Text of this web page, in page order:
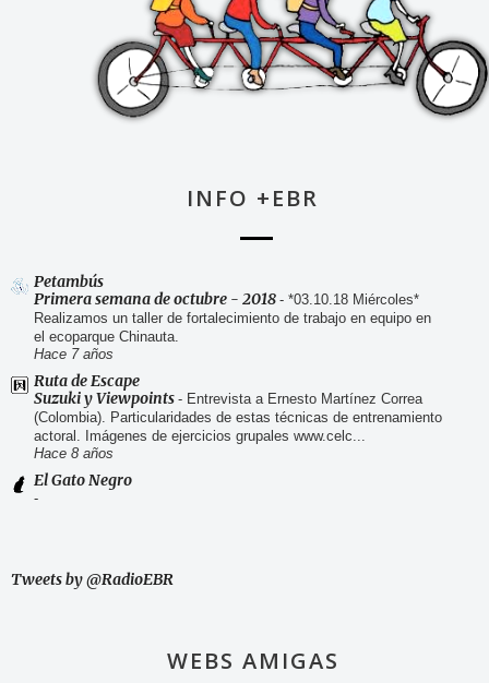
INFO +EBR
Petambús
Primera semana de octubre - 2018 - *03.10.18 Miércoles*
Realizamos un taller de fortalecimiento de trabajo en equipo en
el ecoparque Chinauta.
Hace 7 años
Ruta de Escape
Suzuki y Viewpoints - Entrevista a Ernesto Martínez Correa
(Colombia). Particularidades de estas técnicas de entrenamiento
actoral. Imágenes de ejercicios grupales www.celc...
Hace 8 años
El Gato Negro
-
Tweets by @RadioEBR
WEBS AMIGAS